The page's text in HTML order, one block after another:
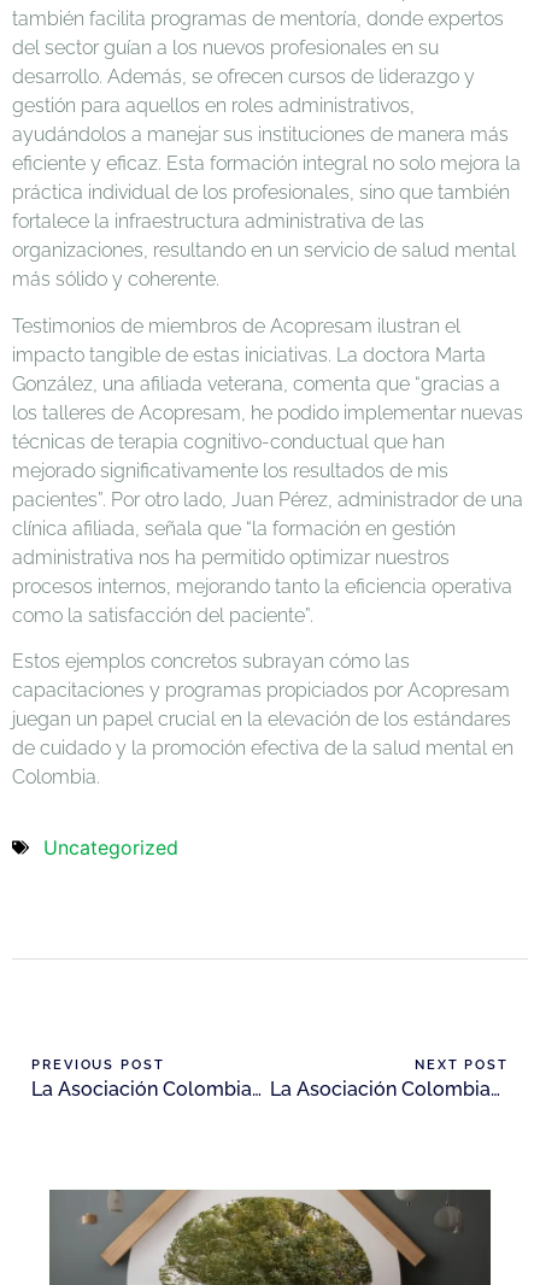
también facilita programas de mentoría, donde expertos
del sector guían a los nuevos profesionales en su
desarrollo. Además, se ofrecen cursos de liderazgo y
gestión para aquellos en roles administrativos,
ayudándolos a manejar sus instituciones de manera más
eficiente y eficaz. Esta formación integral no solo mejora la
práctica individual de los profesionales, sino que también
fortalece la infraestructura administrativa de las
organizaciones, resultando en un servicio de salud mental
más sólido y coherente.
Testimonios de miembros de Acopresam ilustran el
impacto tangible de estas iniciativas. La doctora Marta
González, una afiliada veterana, comenta que “gracias a
los talleres de Acopresam, he podido implementar nuevas
técnicas de terapia cognitivo-conductual que han
mejorado significativamente los resultados de mis
pacientes”. Por otro lado, Juan Pérez, administrador de una
clínica afiliada, señala que “la formación en gestión
administrativa nos ha permitido optimizar nuestros
procesos internos, mejorando tanto la eficiencia operativa
como la satisfacción del paciente”.
Estos ejemplos concretos subrayan cómo las
capacitaciones y programas propiciados por Acopresam
juegan un papel crucial en la elevación de los estándares
de cuidado y la promoción efectiva de la salud mental en
Colombia.
Uncategorized
PREVIOUS POST
La Asociación Colombiana de Prestadores de Salud Mental – ACOPRESAM: Contribuyendo al Futuro de la Salud Mental en Colombia
NEXT POST
La Asociación Colombiana de Prestadores de Salud Mental – ACOPRESAM: Un Llamado a la Participación Activa y Efectiva